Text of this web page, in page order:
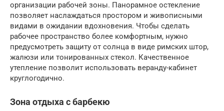
организации рабочей зоны. Панорамное остекление
позволяет наслаждаться простором и живописными
видами в ожидании вдохновения. Чтобы сделать
рабочее пространство более комфортным, нужно
предусмотреть защиту от солнца в виде римских штор,
жалюзи или тонированных стекол. Качественное
утепление позволит использовать веранду-кабинет
круглогодично.
Зона отдыха с барбекю